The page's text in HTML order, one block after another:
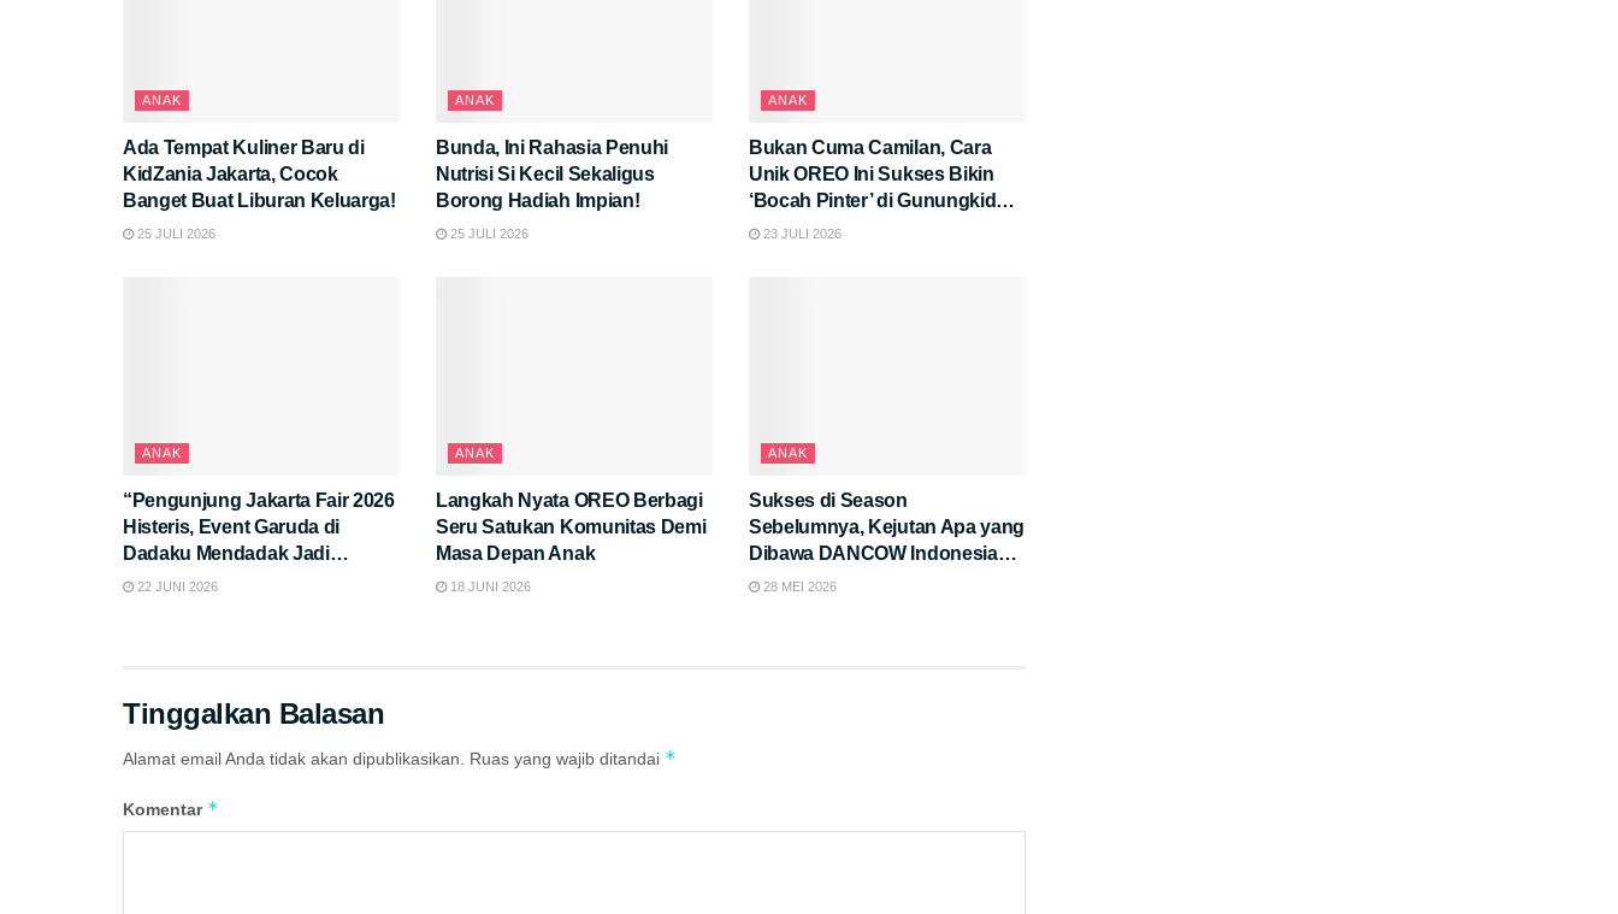
ANAK
Ada Tempat Kuliner Baru di
KidZania Jakarta, Cocok
Banget Buat Liburan Keluarga!
25 JULI 2026
ANAK
Bunda, Ini Rahasia Penuhi
Nutrisi Si Kecil Sekaligus
Borong Hadiah Impian!
25 JULI 2026
ANAK
Bukan Cuma Camilan, Cara
Unik OREO Ini Sukses Bikin
‘Bocah Pinter’ di Gunungkidul
Makin Semangat Belajar!
23 JULI 2026
ANAK
“Pengunjung Jakarta Fair 2026
Histeris, Event Garuda di
Dadaku Mendadak Jadi
Sorotan!”
22 JUNI 2026
ANAK
Langkah Nyata OREO Berbagi
Seru Satukan Komunitas Demi
Masa Depan Anak
18 JUNI 2026
ANAK
Sukses di Season
Sebelumnya, Kejutan Apa yang
Dibawa DANCOW Indonesia
Cerdas Ke Palembang?
28 MEI 2026
Tinggalkan Balasan
Alamat email Anda tidak akan dipublikasikan. Ruas yang wajib ditandai *
Komentar *